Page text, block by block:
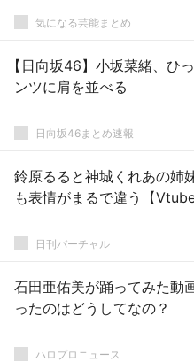
気になる芸能まとめ
【日向坂46】小坂菜緒、ひ
ンツに肩を並べる
日向坂46まとめ速報
鈴原るると神城くれあの姉
も表情がまるで違う【
日刊バーチャル
石田亜佑美が踊ってみた動
ったのはどうしてなの？
ハロプロニュース